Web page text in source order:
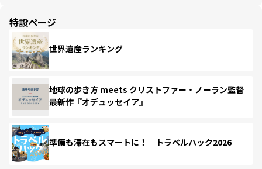
特設ページ
世界遺産ランキング
地球の歩き方 meets クリストファー・ノーラン監督
最新作『オデュッセイア』
準備も滞在もスマートに！ トラベルハック2026